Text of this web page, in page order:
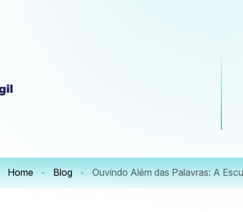
Home Blog Ouvindo Além das Palavras: A